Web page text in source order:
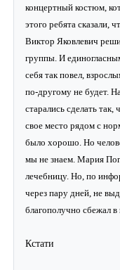
концертный костюм,
этого ребята сказали,
Виктор Яковлевич
группы. И
себя так повел,
по-другому не будет.
старались сделать
свое место рядом с
было хорошо. Но
мы не знаем. Мария
лечебницу. Но, по
через пару дней, не
благополучно сбежал
Кстати